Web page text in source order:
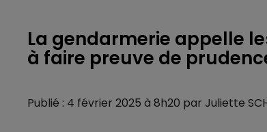
La gendarmerie appelle
Publié : 4 février 2025 à 8h20 par Juliette